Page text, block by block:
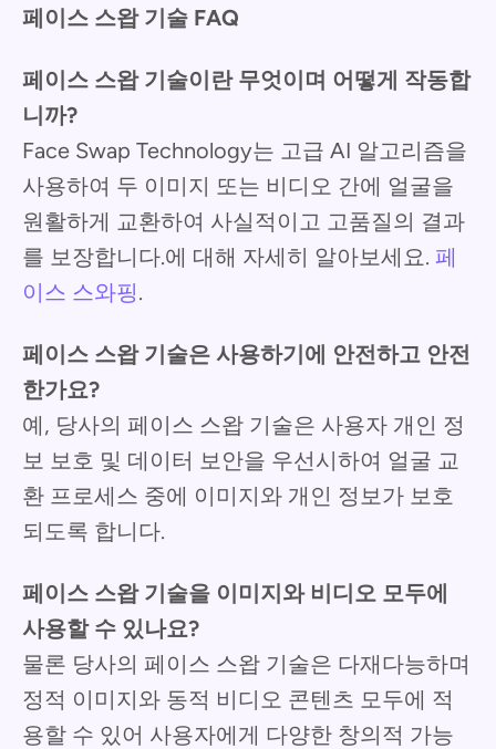
페이스 스왑 기술 FAQ
페이스 스왑 기술이란 무엇이며 어떻게 작동합
니까?
Face Swap Technology는 고급 AI 알고리즘을
사용하여 두 이미지 또는 비디오 간에 얼굴을
원활하게 교환하여 사실적이고 고품질의 결과
를 보장합니다.에 대해 자세히 알아보세요. 페
이스 스와핑.
페이스 스왑 기술은 사용하기에 안전하고 안전
한가요?
예, 당사의 페이스 스왑 기술은 사용자 개인 정
보 보호 및 데이터 보안을 우선시하여 얼굴 교
환 프로세스 중에 이미지와 개인 정보가 보호
되도록 합니다.
페이스 스왑 기술을 이미지와 비디오 모두에
사용할 수 있나요?
물론 당사의 페이스 스왑 기술은 다재다능하며
정적 이미지와 동적 비디오 콘텐츠 모두에 적
용할 수 있어 사용자에게 다양한 창의적 가능